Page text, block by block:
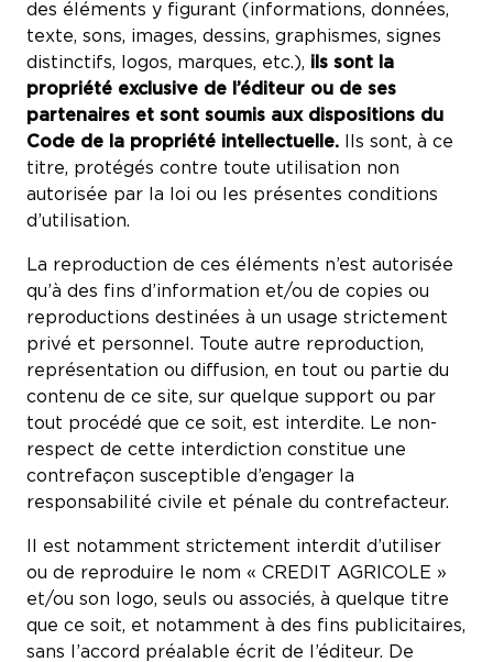
des éléments y figurant (informations, données,
texte, sons, images, dessins, graphismes, signes
distinctifs, logos, marques, etc.), ils sont la
propriété exclusive de l’éditeur ou de ses
partenaires et sont soumis aux dispositions du
Code de la propriété intellectuelle. Ils sont, à ce
titre, protégés contre toute utilisation non
autorisée par la loi ou les présentes conditions
d’utilisation.
La reproduction de ces éléments n’est autorisée
qu’à des fins d’information et/ou de copies ou
reproductions destinées à un usage strictement
privé et personnel. Toute autre reproduction,
représentation ou diffusion, en tout ou partie du
contenu de ce site, sur quelque support ou par
tout procédé que ce soit, est interdite. Le non-
respect de cette interdiction constitue une
contrefaçon susceptible d’engager la
responsabilité civile et pénale du contrefacteur.
Il est notamment strictement interdit d’utiliser
ou de reproduire le nom « CREDIT AGRICOLE »
et/ou son logo, seuls ou associés, à quelque titre
que ce soit, et notamment à des fins publicitaires,
sans l’accord préalable écrit de l’éditeur. De